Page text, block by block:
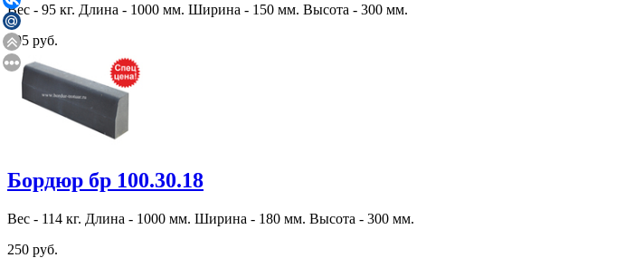
Вес - 95 кг. Длина - 1000 мм. Ширина - 150 мм. Высота - 300 мм.
195 руб.
Бордюр бр 100.30.18
Вес - 114 кг. Длина - 1000 мм. Ширина - 180 мм. Высота - 300 мм.
250 руб.